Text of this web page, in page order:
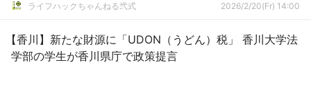
ライフハックちゃんねる弐式 2026/2/20(Fr) 14:00
【香川】新たな財源に「UDON（うどん）税」 香川大学法
学部の学生が香川県庁で政策提言